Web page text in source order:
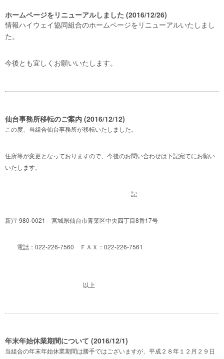
ホームページをリニューアルしました (2016/12/26)
情報ハイウェイ協同組合のホームページをリニューアルいたしまし
た。
今後とも宜しくお願いいたします。
仙台事務所移転のご案内 (2016/12/12)
この度、当組合仙台事務所が移転いたしました。
住所等が変更となっておりますので、今後のお問い合わせは下記宛てにお願い
いたします。
記
新)〒980-0021 宮城県仙台市青葉区中央四丁目8番17号
電話：022-226-7560 ＦＡＸ：022-226-7561
以上
年末年始休業期間について (2016/12/1)
当組合の年末年始休業期間は勝手ではございますが、平成２８年１２月２９日